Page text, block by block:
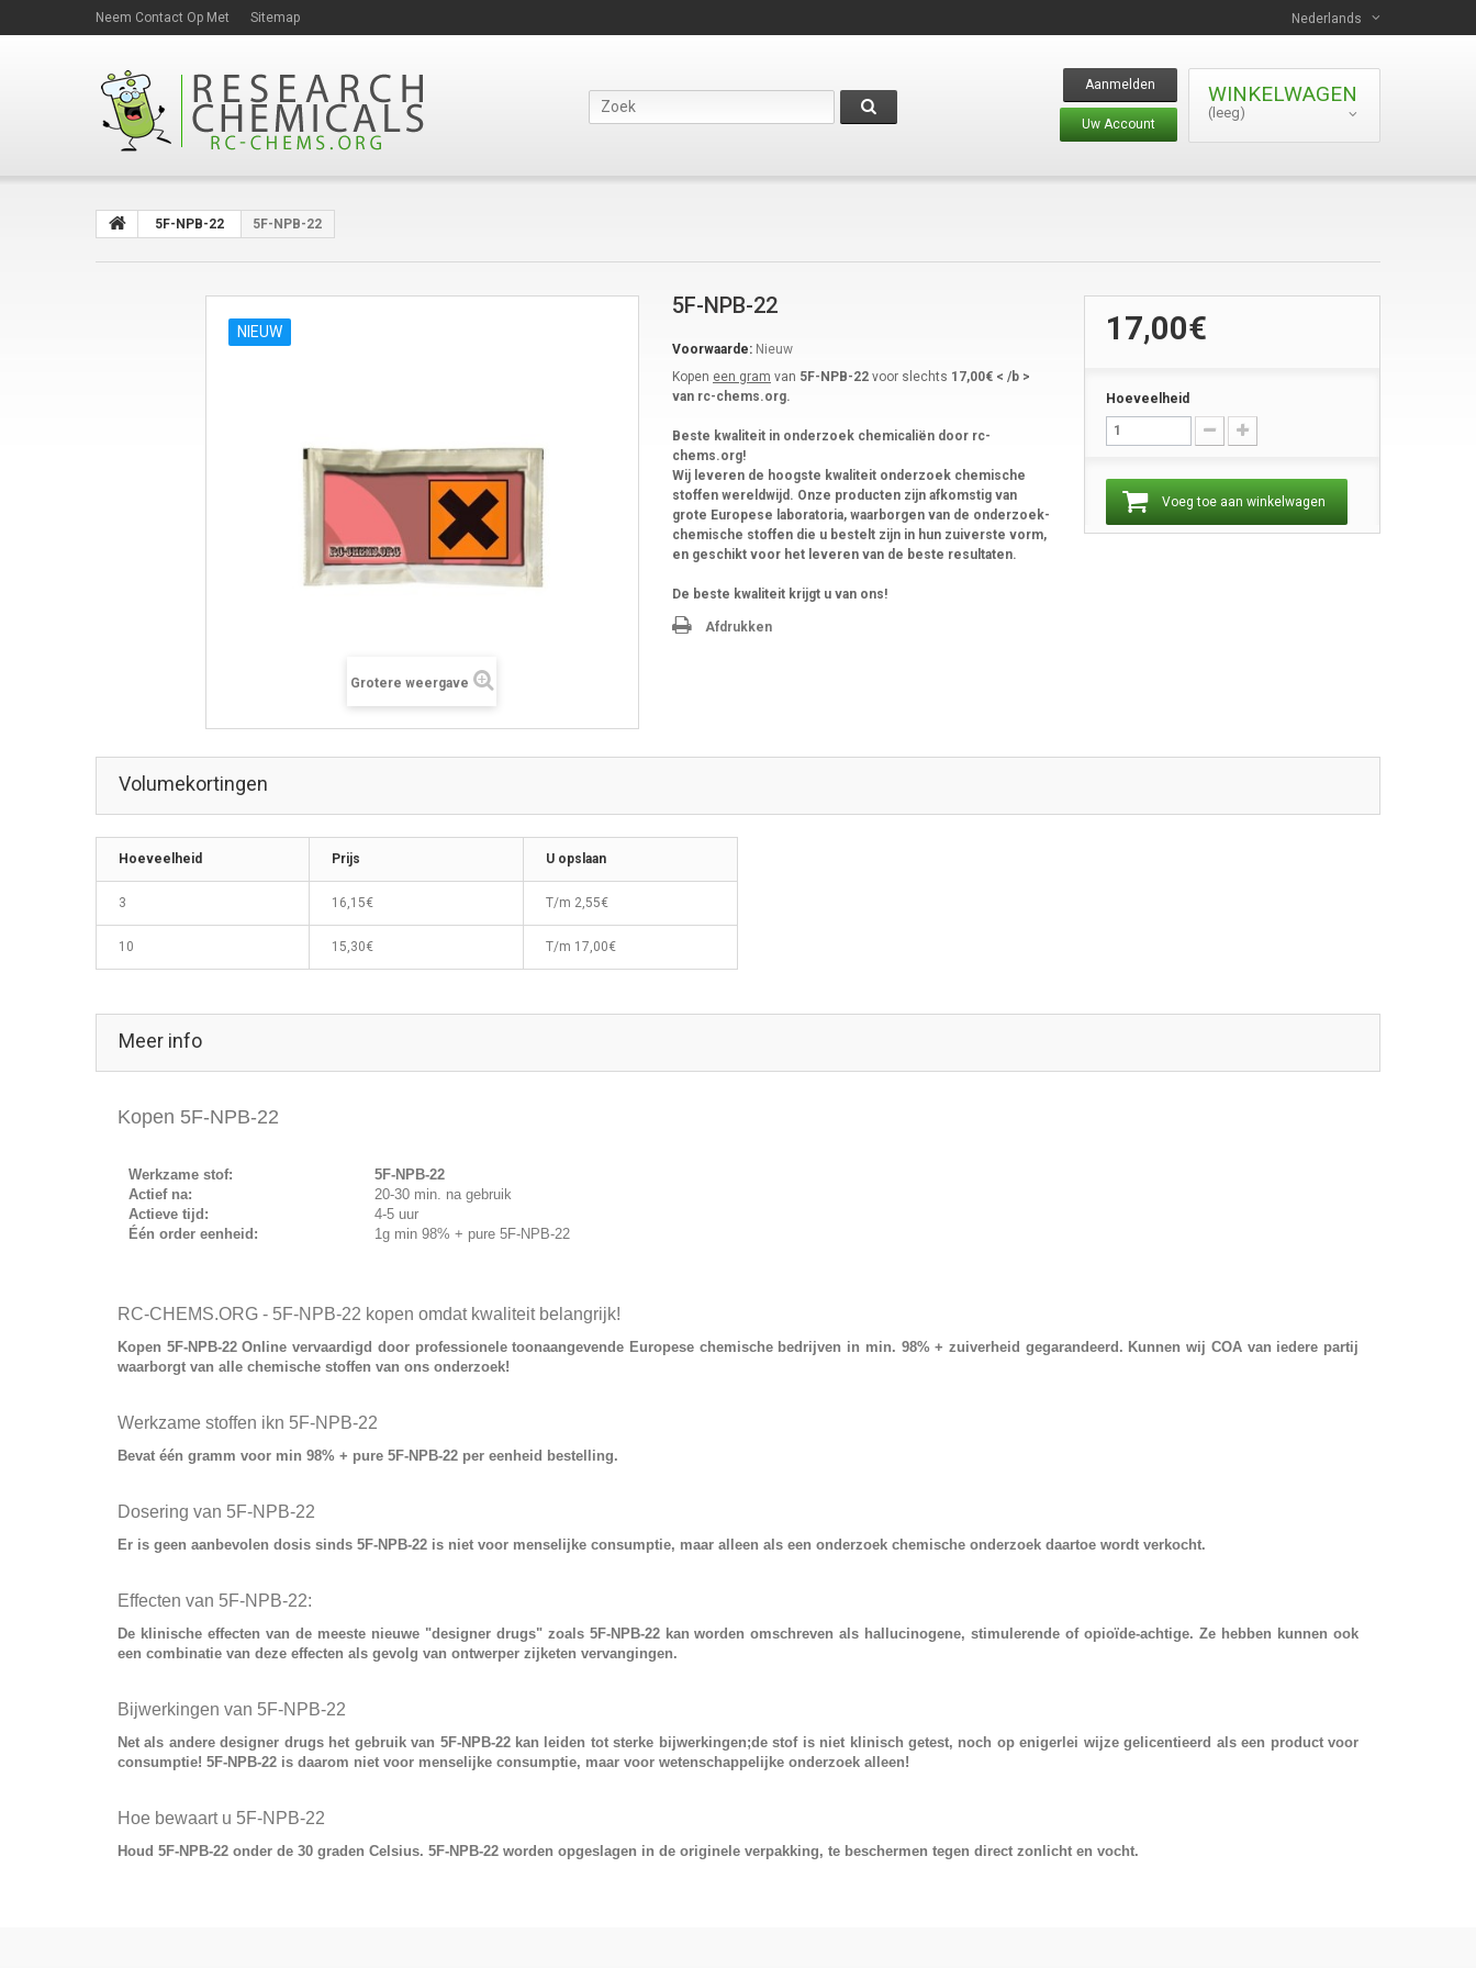
Nederlands
Neem Contact Op Met Sitemap
WINKELWAGEN
(leeg)
Aanmelden
Uw Account
5F-NPB-22 5F-NPB-22
NIEUW
Grotere weergave
5F-NPB-22
Voorwaarde: Nieuw
Kopen een gram van 5F-NPB-22voor slechts 17,00€ < /b >
van rc-chems.org.
Beste kwaliteit in onderzoek chemicaliën door rc-
chems.org!
Wij leveren de hoogste kwaliteit onderzoek chemische
stoffen wereldwijd. Onze producten zijn afkomstig van
grote Europese laboratoria, waarborgen van de onderzoek-
chemische stoffen die u bestelt zijn in hun zuiverste vorm,
en geschikt voor het leveren van de beste resultaten.
De beste kwaliteit krijgt u van ons!
Afdrukken
17,00€
Hoeveelheid
Voeg toe aan winkelwagen
Volumekortingen
Hoeveelheid Prijs U opslaan
3 16,15€ T/m 2,55€
10 15,30€ T/m 17,00€
Meer info
Kopen 5F-NPB-22
Werkzame stof:
Actief na:
Actieve tijd:
Één order eenheid:
5F-NPB-22
20-30 min. na gebruik
4-5 uur
1g min 98% + pure 5F-NPB-22
RC-CHEMS.ORG - 5F-NPB-22 kopen omdat kwaliteit belangrijk!
Kopen 5F-NPB-22Online vervaardigd door professionele toonaangevende Europese chemische bedrijven in min. 98% + zuiverheid gegarandeerd. Kunnen wij COA van iedere partij
waarborgt van alle chemische stoffen van ons onderzoek!
Werkzame stoffen ikn 5F-NPB-22
Bevat één gramm voor min 98% + pure 5F-NPB-22 per eenheid bestelling.
Dosering van 5F-NPB-22
Er is geen aanbevolen dosis sinds 5F-NPB-22 is niet voor menselijke consumptie, maar alleen als een onderzoek chemische onderzoek daartoe wordt verkocht.
Effecten van 5F-NPB-22:
De klinische effecten van de meeste nieuwe "designer drugs"zoals 5F-NPB-22kan worden omschreven als hallucinogene, stimulerende of opioïde-achtige. Ze hebben kunnen ook
een combinatie van deze effecten als gevolg van ontwerper zijketen vervangingen.
Bijwerkingen van 5F-NPB-22
Net als andere designer drugs het gebruik van 5F-NPB-22kan leiden tot sterke bijwerkingen;de stof is niet klinisch getest, noch op enigerlei wijze gelicentieerd als een product voor
consumptie! 5F-NPB-22 is daarom niet voor menselijke consumptie, maar voor wetenschappelijke onderzoek alleen!
Hoe bewaart u 5F-NPB-22
Houd 5F-NPB-22 onder de 30 graden Celsius. 5F-NPB-22 worden opgeslagen in de originele verpakking, te beschermen tegen direct zonlicht en vocht.